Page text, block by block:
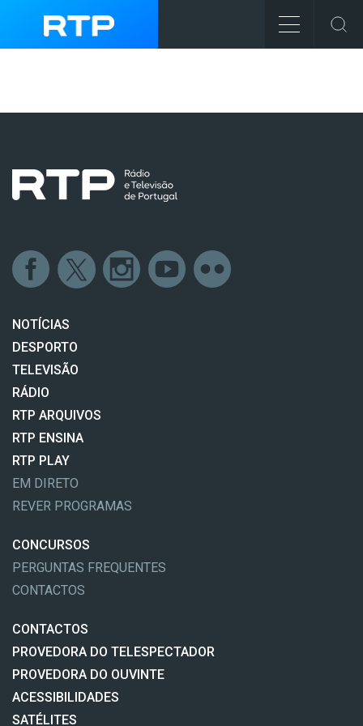
NOTÍCIAS
DESPORTO
TELEVISÃO
RÁDIO
RTP ARQUIVOS
RTP ENSINA
RTP PLAY
EM DIRETO
REVER PROGRAMAS
CONCURSOS
PERGUNTAS FREQUENTES
CONTACTOS
CONTACTOS
PROVEDORA DO TELESPECTADOR
PROVEDORA DO OUVINTE
ACESSIBILIDADES
SATÉLITES